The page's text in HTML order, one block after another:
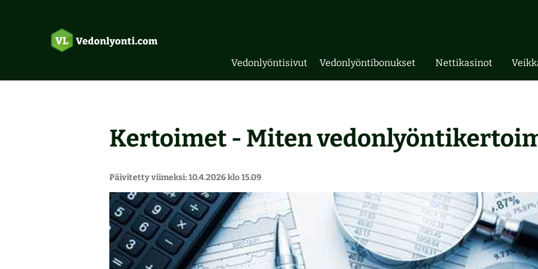
Vedonlyöntisivut Vedonlyöntibonukset Nettikasinot
Kertoimet - Miten
Päivitetty viimeksi: 10.4.2026 klo 15.09